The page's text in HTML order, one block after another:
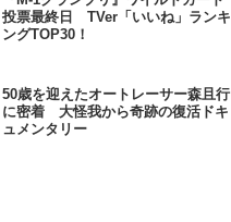
投票最終日 TVer「いいね」ランキ
ングTOP30！
50歳を迎えたオートレーサー森且行
に密着 大怪我から奇跡の復活ドキ
ュメンタリー